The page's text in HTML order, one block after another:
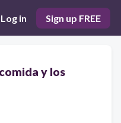
Log in Sign up FREE
y los